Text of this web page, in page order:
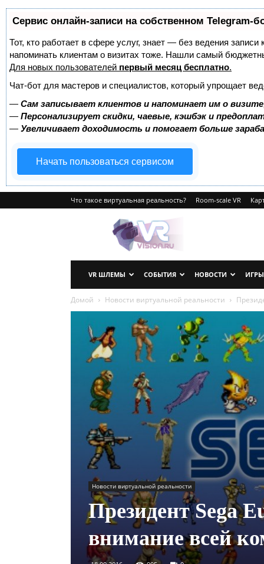
Сервис онлайн-записи на собственном Telegram-
Тот, кто работает в сфере услуг, знает — без ведения
напоминать клиентам о визитах тоже. Нашли самый
Для новых пользователей первый месяц бесплатно.
Чат-бот для мастеров и специалистов, который упрощает
— Сам записывает клиентов и напоминает им о
— Персонализирует скидки, чаевые, кэшбэк и
— Увеличивает доходимость и помогает больше
Начать пользоваться сервисом
Что такое виртуальная реальность? Room-scale VR
VRvision.ru
VR ШЛЕМЫ СОБЫТИЯ НОВОСТИ ИГРЫ
Домой Новости виртуальной реальности
Новости виртуальной реальности
Президент Sega
внимание всей